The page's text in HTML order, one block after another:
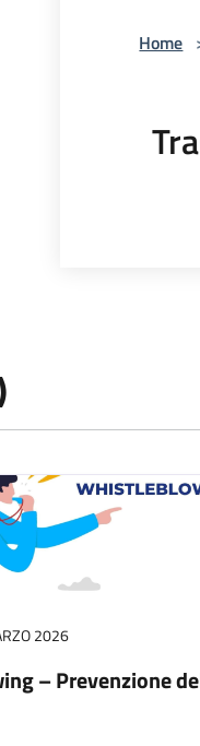
Home
2026
– Prevenzione